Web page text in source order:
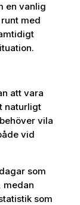
en vanlig
med
att vara
naturligt
vila
vid
som
medan
som